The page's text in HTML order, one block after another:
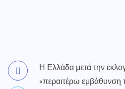
Η Ελλάδα μετά την
«περαιτέρω εμβάθυνση